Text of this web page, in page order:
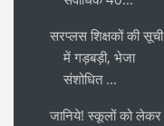
सरप्लस शिक्षकों की सूची
में गड़बड़ी, भेजा
संशोधित ...
जानिये! स्कूलों को लेकर